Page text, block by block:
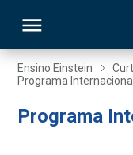
Ensino Einstein
Programa Internacional
Programa